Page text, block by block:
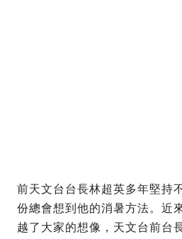
前天文台台長林超英多年堅持
份總會想到他的消暑方法。近
越了大家的想像，天文台前台